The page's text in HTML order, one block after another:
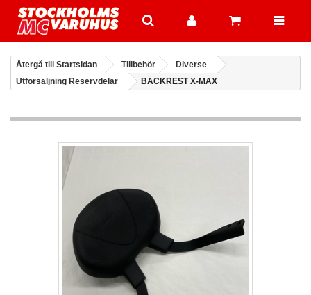
Återgå till Startsidan Tillbehör
Diverse
Utförsäljning Reservdelar
BACKREST X-MAX